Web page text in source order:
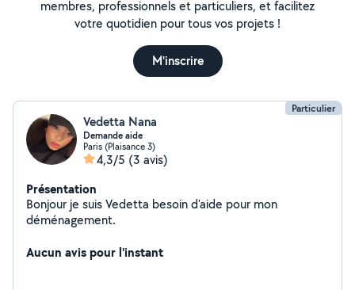
membres, professionnels et particuliers, et facilitez
votre quotidien pour tous vos projets !
M'inscrire
Particulier
Vedetta Nana
Demande aide
Paris (Plaisance 3)
4,3/5 (3 avis)
Présentation
Bonjour je suis Vedetta besoin d'aide pour mon
déménagement.
Aucun avis pour l'instant